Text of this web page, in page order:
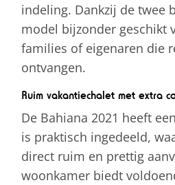
indeling. Dankzij de twee
model bijzonder geschikt
families of eigenaren die
ontvangen.
Ruim vakantiechalet met extra
De Bahiana 2021 heeft
is praktisch ingedeeld,
direct ruim en prettig
woonkamer biedt